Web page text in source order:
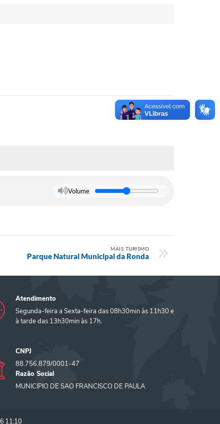
Volume
MAIS TURISMO
Parque Natural Municipal da Ronda
Atendimento
Segunda-feira a Sexta-feira das 08h30min às 11h30 e
à tarde das 13h30min às 17h.
CNPJ
88.756.879/0001-47
Razão Social
MUNICIPIO DE SAO FRANCISCO DE PAULA
11:10